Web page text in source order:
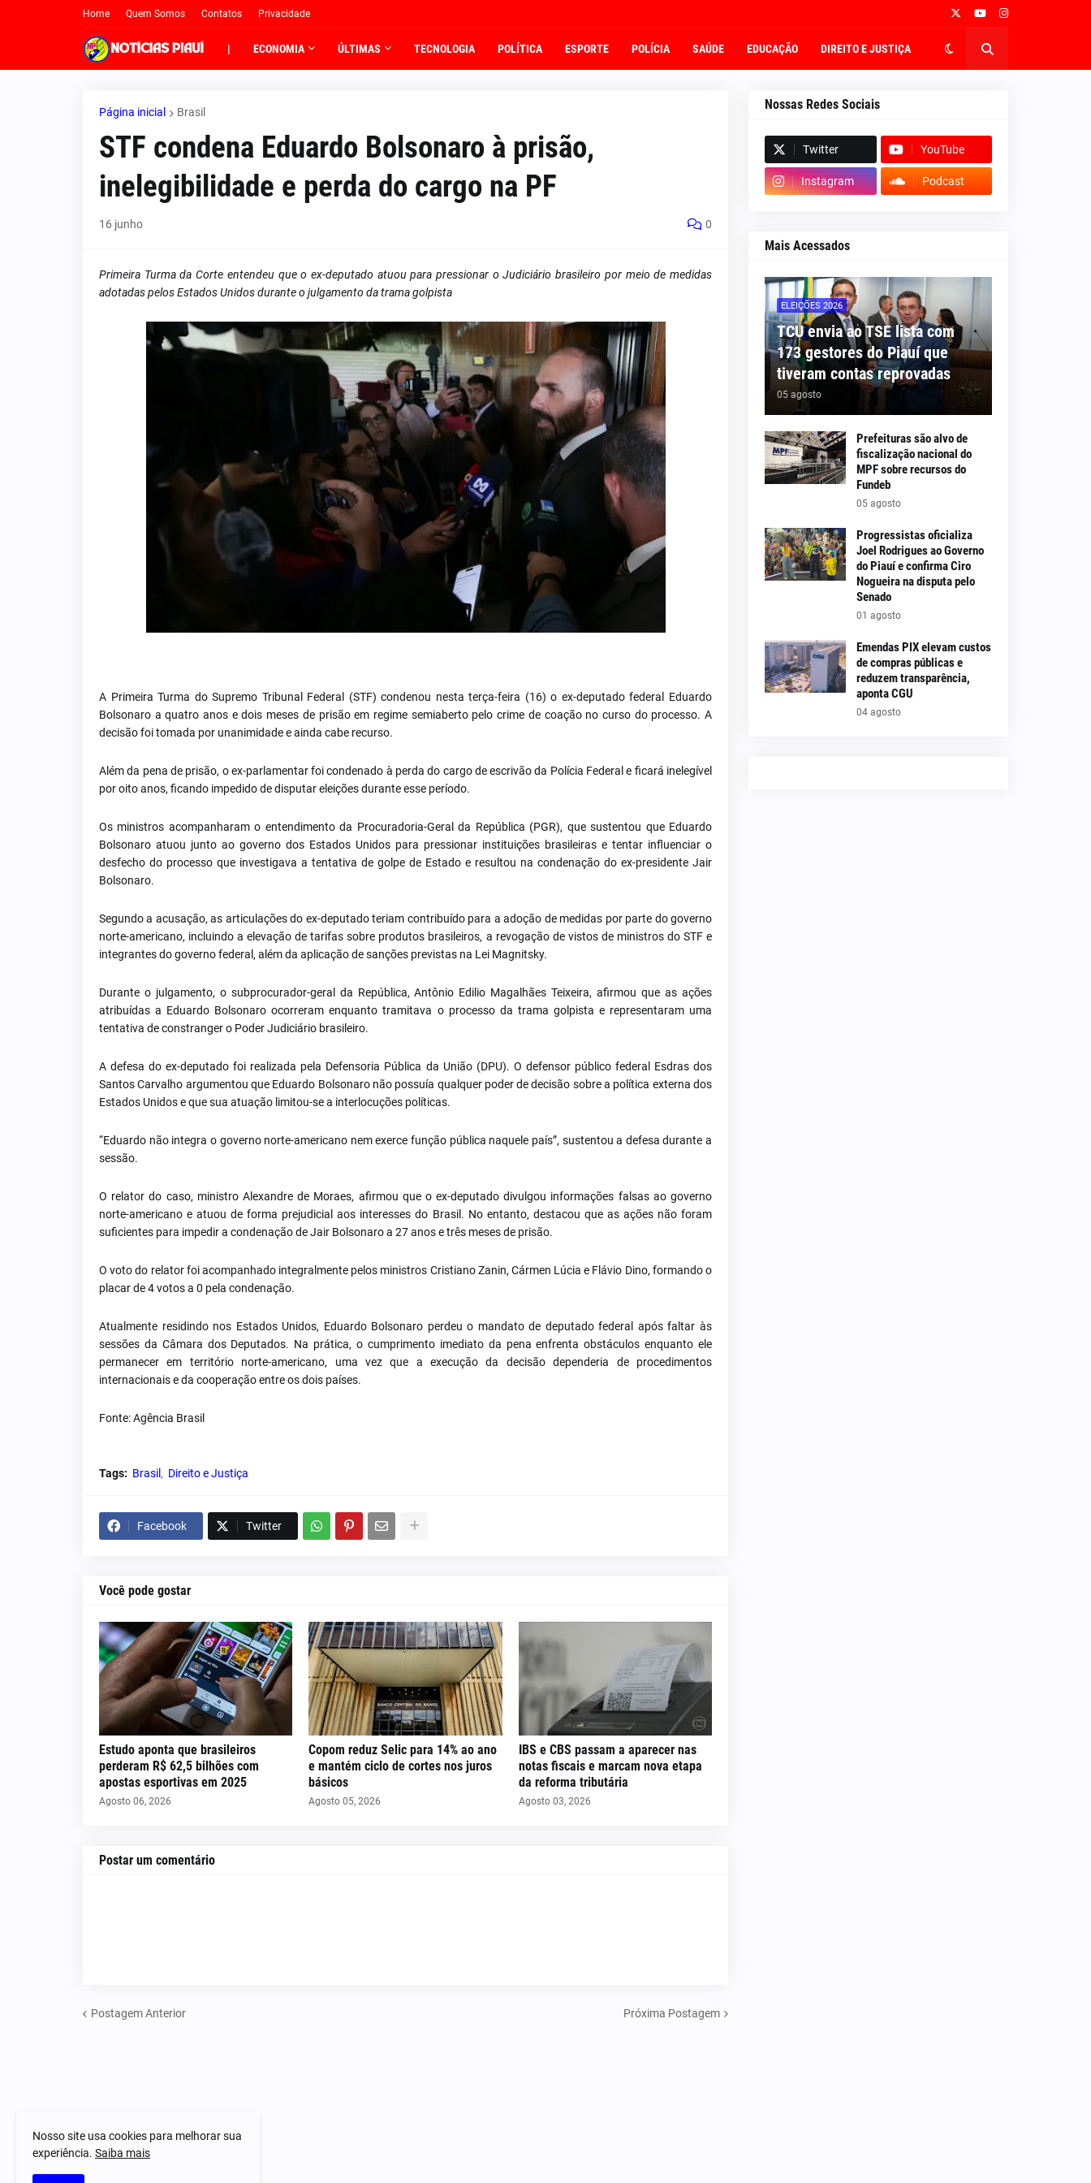
Home Quem Somos Contatos Privacidade
| ECONOMIA ÚLTIMAS TECNOLOGIA POLÍTICA ESPORTE POLÍCIA SAÚDE EDUCAÇÃO DIREITO E JUSTIÇA
Página inicial Brasil
STF condena Eduardo Bolsonaro à prisão,
inelegibilidade e perda do cargo na PF
16 junho 0
Primeira Turma da Corte entendeu que o ex-deputado atuou para pressionar o Judiciário brasileiro por meio de medidas
adotadas pelos Estados Unidos durante o julgamento da trama golpista
A Primeira Turma do Supremo Tribunal Federal (STF) condenou nesta terça-feira (16) o ex-deputado federal Eduardo
Bolsonaro a quatro anos e dois meses de prisão em regime semiaberto pelo crime de coação no curso do processo. A
decisão foi tomada por unanimidade e ainda cabe recurso.
Além da pena de prisão, o ex-parlamentar foi condenado à perda do cargo de escrivão da Polícia Federal e ficará inelegível
por oito anos, ficando impedido de disputar eleições durante esse período.
Os ministros acompanharam o entendimento da Procuradoria-Geral da República (PGR), que sustentou que Eduardo
Bolsonaro atuou junto ao governo dos Estados Unidos para pressionar instituições brasileiras e tentar influenciar o
desfecho do processo que investigava a tentativa de golpe de Estado e resultou na condenação do ex-presidente Jair
Bolsonaro.
Segundo a acusação, as articulações do ex-deputado teriam contribuído para a adoção de medidas por parte do governo
norte-americano, incluindo a elevação de tarifas sobre produtos brasileiros, a revogação de vistos de ministros do STF e
integrantes do governo federal, além da aplicação de sanções previstas na Lei Magnitsky.
Durante o julgamento, o subprocurador-geral da República, Antônio Edilio Magalhães Teixeira, afirmou que as ações
atribuídas a Eduardo Bolsonaro ocorreram enquanto tramitava o processo da trama golpista e representaram uma
tentativa de constranger o Poder Judiciário brasileiro.
A defesa do ex-deputado foi realizada pela Defensoria Pública da União (DPU). O defensor público federal Esdras dos
Santos Carvalho argumentou que Eduardo Bolsonaro não possuía qualquer poder de decisão sobre a política externa dos
Estados Unidos e que sua atuação limitou-se a interlocuções políticas.
“Eduardo não integra o governo norte-americano nem exerce função pública naquele país”, sustentou a defesa durante a
sessão.
O relator do caso, ministro Alexandre de Moraes, afirmou que o ex-deputado divulgou informações falsas ao governo
norte-americano e atuou de forma prejudicial aos interesses do Brasil. No entanto, destacou que as ações não foram
suficientes para impedir a condenação de Jair Bolsonaro a 27 anos e três meses de prisão.
O voto do relator foi acompanhado integralmente pelos ministros Cristiano Zanin, Cármen Lúcia e Flávio Dino, formando o
placar de 4 votos a 0 pela condenação.
Atualmente residindo nos Estados Unidos, Eduardo Bolsonaro perdeu o mandato de deputado federal após faltar às
sessões da Câmara dos Deputados. Na prática, o cumprimento imediato da pena enfrenta obstáculos enquanto ele
permanecer em território norte-americano, uma vez que a execução da decisão dependeria de procedimentos
internacionais e da cooperação entre os dois países.
Fonte: Agência Brasil
Tags: Brasil Direito e Justiça
Facebook Twitter
Você pode gostar
Estudo aponta que brasileiros
perderam R$ 62,5 bilhões com
apostas esportivas em 2025
Agosto 06, 2026
Copom reduz Selic para 14% ao ano
e mantém ciclo de cortes nos juros
básicos
Agosto 05, 2026
IBS e CBS passam a aparecer nas
notas fiscais e marcam nova etapa
da reforma tributária
Agosto 03, 2026
Postar um comentário
Postagem Anterior Próxima Postagem
Nossas Redes Sociais
Twitter YouTube
Instagram Podcast
Mais Acessados
ELEIÇÕES 2026
TCU envia ao TSE lista com
173 gestores do Piauí que
tiveram contas reprovadas
05 agosto
Prefeituras são alvo de
fiscalização nacional do
MPF sobre recursos do
Fundeb
05 agosto
Progressistas oficializa
Joel Rodrigues ao Governo
do Piauí e confirma Ciro
Nogueira na disputa pelo
Senado
01 agosto
Emendas PIX elevam custos
de compras públicas e
reduzem transparência,
aponta CGU
04 agosto
Nosso site usa cookies para melhorar sua
experiência. Saiba mais